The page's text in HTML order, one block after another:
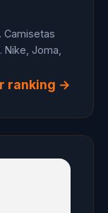
Camisetas
Joma,
ranking →